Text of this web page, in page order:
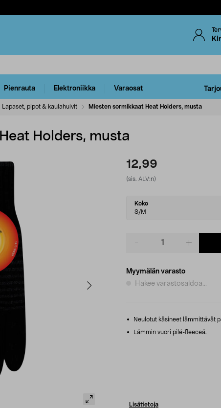
Pienrauta Elektroniikka Varaosat
Lapaset, pipot & kaulahuivit Miesten sormikkaat Heat Holders, musta
Holders, musta
12,99
(sis. ALV:n)
Select
variant
Koko
S/M
Myymälän varasto
Hakee varastosaldoa...
Neulotut käsineet lämmittävät
Lämmin vuori pilé-fleeceä.
Lisätietoja